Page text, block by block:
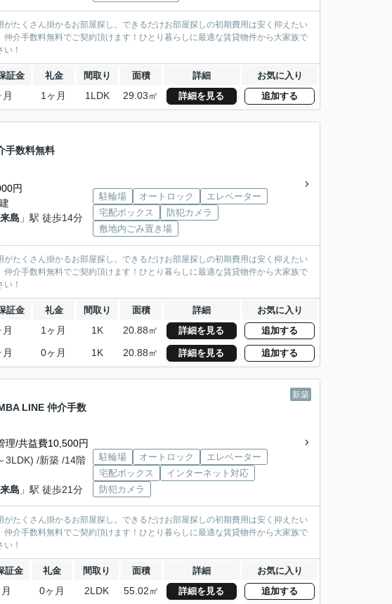
たくさん掛かるお部屋探し。できるだけお部屋探しの初期費用は安く抑えたい
介手数料無料でご契約頂けます！ひとり暮らしに最適な賃貸物件から大家族で
！
証金 礼金 間取り 面積 詳細 お気に入り
1ヶ月 1LDK 29.03㎡ 詳細を見る 追加する
手数料無料
円
島 」駅 徒歩14分
駐輪場 オートロック
エレベーター
宅配ボックス
防犯カメラ
敷地内ごみ置き場
たくさん掛かるお部屋探し。できるだけお部屋探しの初期費用は安く抑えたい
介手数料無料でご契約頂けます！ひとり暮らしに最適な賃貸物件から大家族で
！
証金 礼金 間取り 面積 詳細 お気に入り
1ヶ月 1K 20.88㎡ 詳細を見る 追加する
0ヶ月 1K 20.88㎡ 詳細を見る 追加する
新築
LINE 仲介手数
理/共益費10,500円
3LDK) /新築 /14階
島 」駅 徒歩21分
駐輪場 オートロック
エレベーター
宅配ボックス
インターネット対応
防犯カメラ
たくさん掛かるお部屋探し。できるだけお部屋探しの初期費用は安く抑えたい
介手数料無料でご契約頂けます！ひとり暮らしに最適な賃貸物件から大家族で
！
証金 礼金 間取り 面積 詳細 お気に入り
0ヶ月 2LDK 55.02㎡ 詳細を見る 追加する